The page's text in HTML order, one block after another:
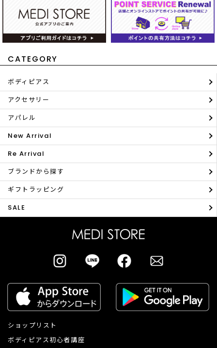
CATEGORY
ボディピアス
アクセサリー
アパレル
New Arrival
Re Arrival
ブランドから探す
ギフトラッピング
SALE
ショップリスト
ボディピアス初心者講座